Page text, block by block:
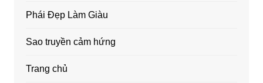
Phái Đẹp Làm Giàu
Sao truyền cảm hứng
Trang chủ